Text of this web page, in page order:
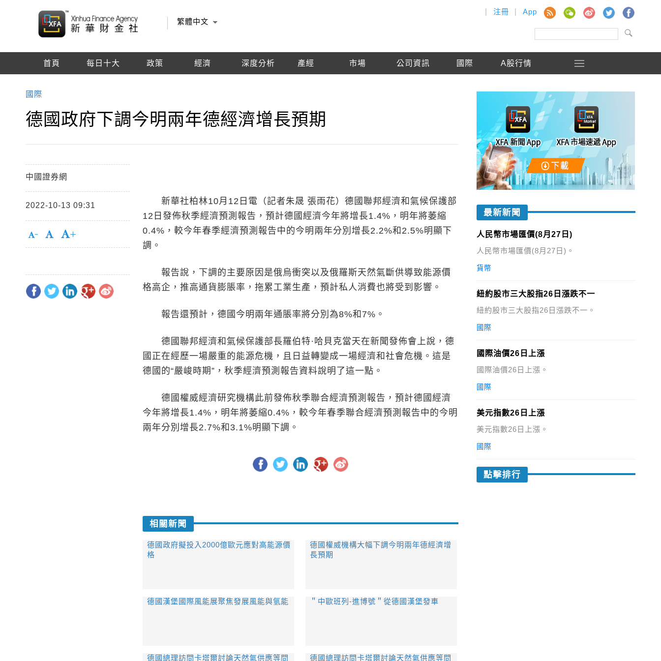
繁體中文
注冊 App
首頁 每日十大 政策 經濟 深度分析 產經 市場 公司資訊 國際 A股行情
國際
德國政府下調今明兩年德經濟增長預期
中國證券網
2022-10-13 09:31
新華社柏林10月12日電（記者朱晟 張雨花）德國聯邦經濟和氣候保護部
12日發佈秋季經濟預測報告，預計德國經濟今年將增長1.4%，明年將萎縮
0.4%，較今年春季經濟預測報告中的今明兩年分別增長2.2%和2.5%明顯下
調。
報告說，下調的主要原因是俄烏衝突以及俄羅斯天然氣斷供導致能源價
格高企，推高通貨膨脹率，拖累工業生產，預計私人消費也將受到影響。
報告還預計，德國今明兩年通脹率將分別為8%和7%。
德國聯邦經濟和氣候保護部長羅伯特·哈貝克當天在新聞發佈會上說，德
國正在經歷一場嚴重的能源危機，且日益轉變成一場經濟和社會危機。這是
德國的“嚴峻時期”，秋季經濟預測報告資料說明了這一點。
德國權威經濟研究機構此前發佈秋季聯合經濟預測報告，預計德國經濟
今年將增長1.4%，明年將萎縮0.4%，較今年春季聯合經濟預測報告中的今明
兩年分別增長2.7%和3.1%明顯下調。
相關新聞
德國政府擬投入2000億歐元應對高能源價
格
德國權威機構大幅下調今明兩年德經濟增
長預期
德國漢堡國際風能展聚焦發展風能與氫能 ＂中歐班列-進博號＂從德國漢堡發車
德國總理訪問卡塔爾討論天然氣供應等問 德國總理訪問卡塔爾討論天然氣供應等問
最新新聞
人民幣市場匯價(8月27日)
人民幣市場匯價(8月27日)。
貨幣
紐約股市三大股指26日漲跌不一
紐約股市三大股指26日漲跌不一。
國際
國際油價26日上漲
國際油價26日上漲。
國際
美元指數26日上漲
美元指數26日上漲。
國際
點擊排行